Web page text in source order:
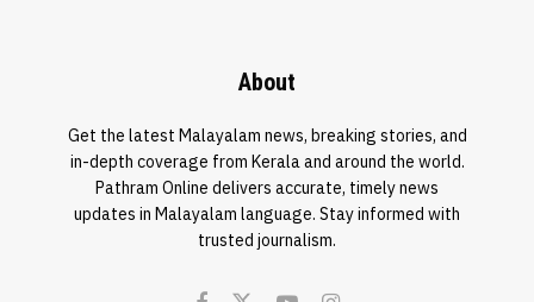
About
Get the latest Malayalam news, breaking stories, and
in-depth coverage from Kerala and around the world.
Pathram Online delivers accurate, timely news
updates in Malayalam language. Stay informed with
trusted journalism.